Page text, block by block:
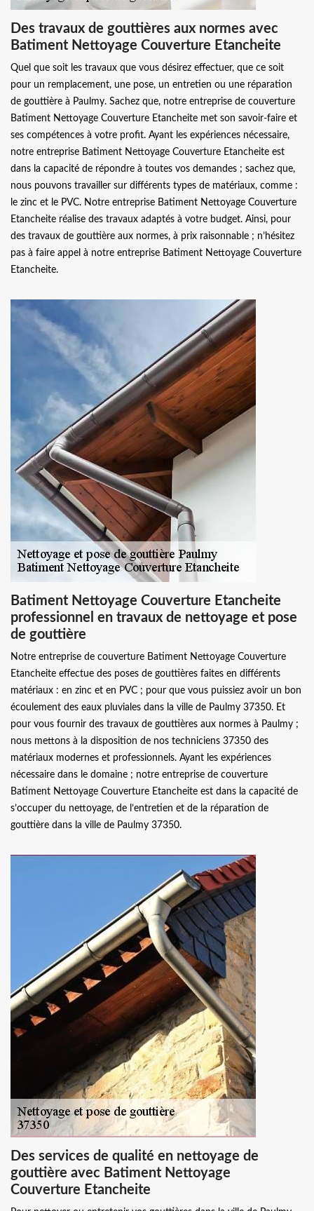
Des travaux de gouttières aux normes avec
Batiment Nettoyage Couverture Etancheite
Quel que soit les travaux que vous désirez effectuer, que ce soit
pour un remplacement, une pose, un entretien ou une réparation
de gouttière à Paulmy. Sachez que, notre entreprise de couverture
Batiment Nettoyage Couverture Etancheite met son savoir-faire et
ses compétences à votre profit. Ayant les expériences nécessaire,
notre entreprise Batiment Nettoyage Couverture Etancheite est
dans la capacité de répondre à toutes vos demandes ; sachez que,
nous pouvons travailler sur différents types de matériaux, comme :
le zinc et le PVC. Notre entreprise Batiment Nettoyage Couverture
Etancheite réalise des travaux adaptés à votre budget. Ainsi, pour
des travaux de gouttière aux normes, à prix raisonnable ; n’hésitez
pas à faire appel à notre entreprise Batiment Nettoyage Couverture
Etancheite.
Batiment Nettoyage Couverture Etancheite
professionnel en travaux de nettoyage et pose
de gouttière
Notre entreprise de couverture Batiment Nettoyage Couverture
Etancheite effectue des poses de gouttières faites en différents
matériaux : en zinc et en PVC ; pour que vous puissiez avoir un bon
écoulement des eaux pluviales dans la ville de Paulmy 37350. Et
pour vous fournir des travaux de gouttières aux normes à Paulmy ;
nous mettons à la disposition de nos techniciens 37350 des
matériaux modernes et professionnels. Ayant les expériences
nécessaire dans le domaine ; notre entreprise de couverture
Batiment Nettoyage Couverture Etancheite est dans la capacité de
s’occuper du nettoyage, de l’entretien et de la réparation de
gouttière dans la ville de Paulmy 37350.
Des services de qualité en nettoyage de
gouttière avec Batiment Nettoyage
Couverture Etancheite